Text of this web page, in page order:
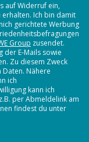
auf Widerruf ein,
erhalten. Ich bin damit
gerichtete Werbung
Group zusendet.
E-Mails sowie
Zu diesem Zweck
Nähere
ich
kann ich
per Abmeldelink am
findest du unter